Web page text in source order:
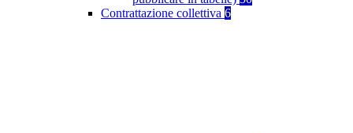
Contrattazione collettiva 6